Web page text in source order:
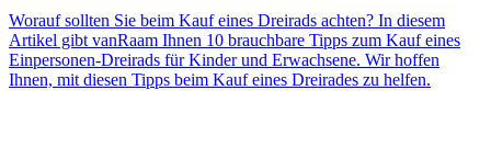
Worauf sollten Sie beim Kauf eines Dreirads achten? In diesem
Artikel gibt vanRaam Ihnen 10 brauchbare Tipps zum Kauf eines
Einpersonen-Dreirads für Kinder und Erwachsene. Wir hoffen
Ihnen, mit diesen Tipps beim Kauf eines Dreirades zu helfen.